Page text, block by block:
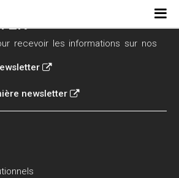
recevoir les informations sur nos
newsletter